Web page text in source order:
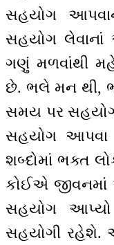
સહયોગ
સહયોગ લેવાનાં
ગણું મળવાંથી
છે. ભલે મન થી,
સમય પર સહયોગ
સહયોગ આપવા
શબ્દોમાં ભક્ત
કોઈએ જીવનમાં
સહયોગ
સહયોગી રહેશે.